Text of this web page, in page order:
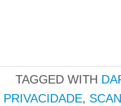
TAGGED WITH
PRIVACIDADE,